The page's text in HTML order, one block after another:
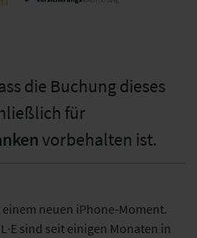
Versicherungsforen
Leipzig GmbH
die Buchung dieses
für
vorbehalten ist.
neuen iPhone-Moment.
sind seit einigen Monaten in